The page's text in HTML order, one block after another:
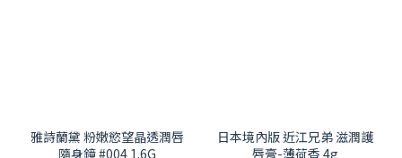
雅詩蘭黛 粉嫩慾望晶透潤唇
隨身鏡 #004 1.6G
日本境內版 近江兄弟 滋潤護
唇膏-薄荷香 4g